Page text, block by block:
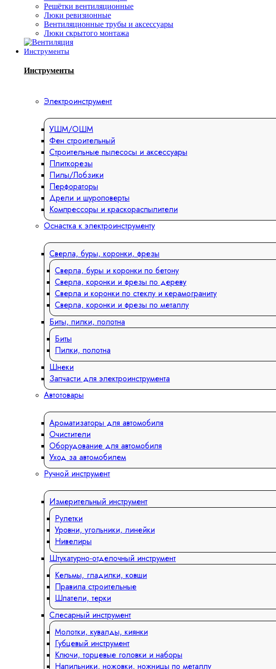
Решётки вентиляционные
Люки ревизионные
Вентиляционные трубы и аксессуары
Люки скрытого монтажа
Инструменты
Инструменты
Электроинструмент
УШМ/ОШМ
Фен строительный
Строительные пылесосы и аксессуары
Плиткорезы
Пилы/Лобзики
Перфораторы
Дрели и шуроповерты
Компрессоры и краскораспылители
Оснастка к электроинструменту
Сверла, буры, коронки, фрезы
Сверла, буры и коронки по бетону
Сверла, коронки и фрезы по дереву
Сверла и коронки по стеклу и керамограниту
Сверла, коронки и фрезы по металлу
Биты, пилки, полотна
Биты
Пилки, полотна
Шнеки
Запчасти для электроинструмента
Автотовары
Ароматизаторы для автомобиля
Очистители
Оборудование для автомобиля
Уход за автомобилем
Ручной инструмент
Измерительный инструмент
Рулетки
Уровни, угольники, линейки
Нивелиры
Штукатурно-отделочный инструмент
Кельмы, гладилки, ковши
Правила строительные
Шпатели, терки
Слесарный инструмент
Молотки, кувалды, киянки
Губцевый инструмент
Ключи, торцевые головки и наборы
Напильники, ножовки, ножницы по металлу